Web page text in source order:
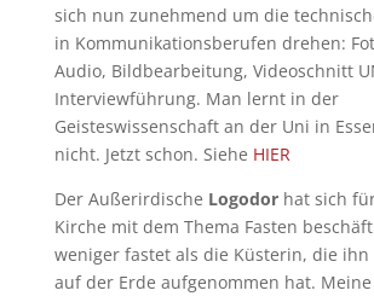
sich nun zunehmend um die
in Kommunikationsberufen drehen:
Audio, Bildbearbeitung, Videoschnitt
Interviewführung. Man lernt in der
Geisteswissenschaft an der Uni in
nicht. Jetzt schon. Siehe HIER
Der Außerirdische Logodorhat sich
Kirche mit dem Thema Fasten
weniger fastet als die Küsterin, die
auf der Erde aufgenommen hat.